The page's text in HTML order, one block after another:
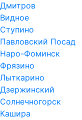
Дмитров
Видное
Ступино
Павловский Посад
Наро-Фоминск
Фрязино
Лыткарино
Дзержинский
Солнечногорск
Кашира